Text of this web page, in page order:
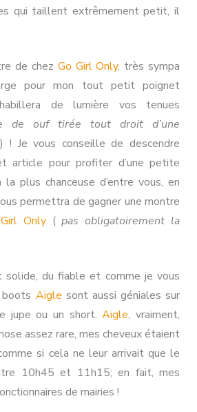
qui taillent extrêmement petit, il
de chez Go Girl Only, très sympa
pour mon tout petit poignet
de lumière vos tenues
de ouf tirée tout droit d’une
) ! Je vous conseille de descendre
article pour profiter d’une petite
plus chanceuse d’entre vous, en
permettra de gagner une montre
Only(pas obligatoirement la
solide, du fiable et comme je vous
boots Aigle sont aussi géniales sur
jupe ou un short.Aigle, vraiment,
assez rare, mes cheveux étaient
si cela ne leur arrivait que le
10h45 et 11h15; en fait, mes
de mairies !